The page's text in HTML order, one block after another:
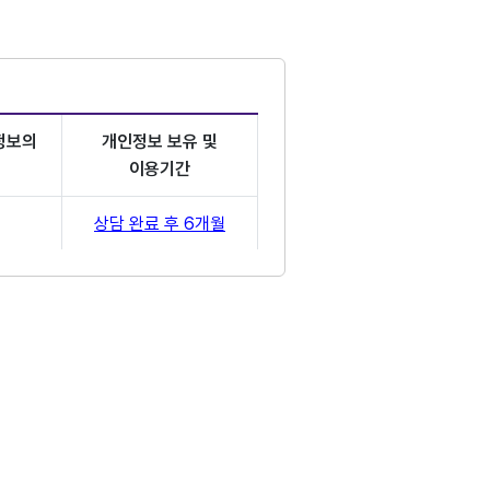
의
개인정보 보유 및
이용기간
상담 완료 후 6개월